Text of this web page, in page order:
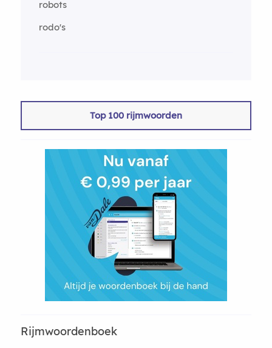
robots
rodo's
Top 100 rijmwoorden
Rijmwoordenboek